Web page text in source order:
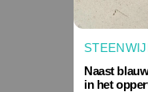
Naast
in het